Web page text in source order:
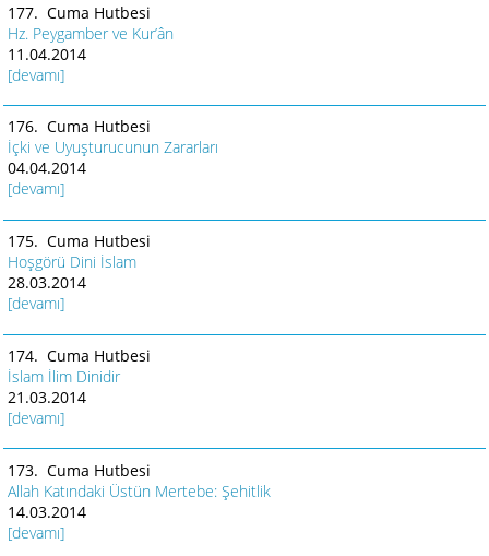
177. Cuma Hutbesi
Hz. Peygamber ve Kur’ân
11.04.2014
[devamı]
176. Cuma Hutbesi
İçki ve Uyuşturucunun Zararları
04.04.2014
[devamı]
175. Cuma Hutbesi
Hoşgörü Dini İslam
28.03.2014
[devamı]
174. Cuma Hutbesi
İslam İlim Dinidir
21.03.2014
[devamı]
173. Cuma Hutbesi
Allah Katındaki Üstün Mertebe: Şehitlik
14.03.2014
[devamı]